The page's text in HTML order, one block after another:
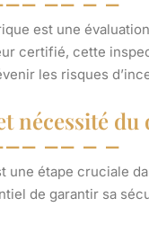
est une
certifié, cette
les risques
nécessité
une étape cruciale
de garantir sa